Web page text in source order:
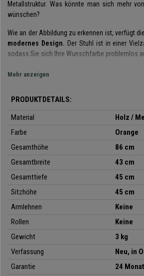
Metallstruktur. Was könnte man sich mehr
wünschen?
Wie an der Abbildung zu erkennen ist, verfügt
modernes Design. Der Stuhl ist in einer
sodass Sie sich Ihre Wunschfarbe problemlos
Der CARVALLO ist besonders
gestaltet. Dies wissen Ihre Besucher mit
Sitzfläche und Rückenlehne sind aus
angefertig.
stabilem
verleihen dem Stuhl eine gewisse
Solidität
Kratzer auf dem Boden vermeidet.
Der Stuhl eignet sich bestens für Büros,
etc. Dieses Modell hat alles, was man von
Art erwarten kann: Qualität,
Robustheit,
Aufbuerostuhlpro.de
bieten wir Ihnen den
unglaublichen Preis und mit kostenlosem
- Exklusives und modernes Design
Mehr anzeigen
PRODUKTDETAILS:
Material
Holz /
Farbe
Orange
Gesamthöhe
86 cm
Gesamtbreite
43 cm
Gesamttiefe
45 cm
Sitzhöhe
45 cm
Armlehnen
Keine
Rollen
Keine
Gewicht
3 kg
Verfassung
Neu, in
Garantie
24